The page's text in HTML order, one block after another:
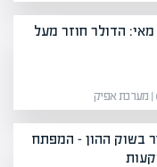
הדולר חוזר מעל
בשוק ההון – המפתח